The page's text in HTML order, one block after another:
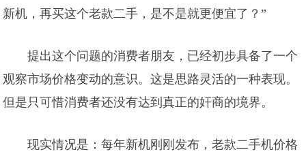
新机，再买这个老款二手，是不是就更便宜了？”
提出这个问题的消费者朋友，已经初步具备了一个
观察市场价格变动的意识。这是思路灵活的一种表现。
但是只可惜消费者还没有达到真正的奸商的境界。
现实情况是：每年新机刚刚发布，老款二手机价格